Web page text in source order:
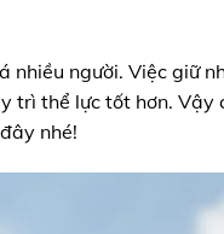
nhiều người. Việc giữ
trì thể lực tốt hơn. Vậy
nhé!